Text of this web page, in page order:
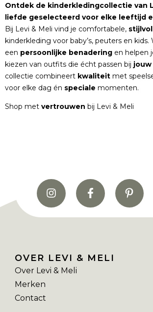
Ontdek de kinderkledingcollectie van
liefde geselecteerd voor elke leeftijd
Bij Levi & Meli vind je comfortabele,
kinderkleding voor baby’s, peuters en kids.
een persoonlijke benadering en helpen
kiezen van outfits die écht passen bij jouw
collectie combineert kwaliteit met
voor elke dag én speciale momenten.
Shop met vertrouwen bij Levi & Meli
OVER LEVI & MELI
Over Levi & Meli
Merken
Contact